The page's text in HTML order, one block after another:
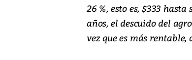
26 %, esto es, $333
años, el descuido del
vez que es más rentable,